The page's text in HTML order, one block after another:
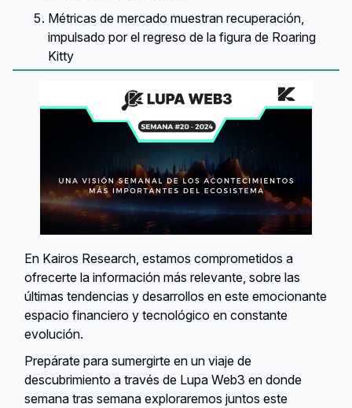
Métricas de mercado muestran recuperación,
impulsado por el regreso de la figura de Roaring
Kitty
En Kairos Research, estamos comprometidos a
ofrecerte la información más relevante, sobre las
últimas tendencias y desarrollos en este emocionante
espacio financiero y tecnológico en constante
evolución.
Prepárate para sumergirte en un viaje de
descubrimiento a través de Lupa Web3 en donde
semana tras semana exploraremos juntos este